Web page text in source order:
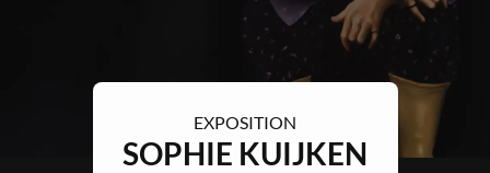
EXPOSITION
SOPHIE KUIJKEN